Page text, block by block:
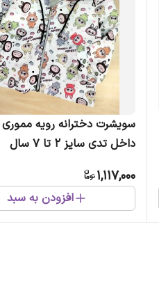
سویشرت دخترانه رویه
داخل تدی سایز 2 تا 7 سال
1,117,000
افزودن به سبد